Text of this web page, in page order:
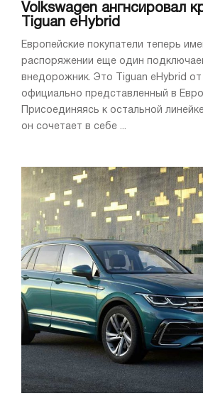
Volkswagen ангнсировал
Tiguan eHybrid
Европейские покупатели теперь
распоряжении еще один
внедорожник. Это Tiguan eHybrid от
официально представленный в
Присоединяясь к остальной
он сочетает в себе ...